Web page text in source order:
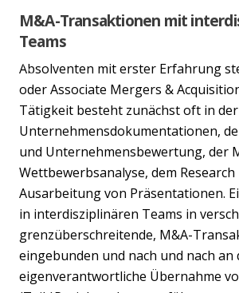
Previous
M&A-Transaktionen mit
Teams
Absolventen mit erster Erfahrung
oder Associate Mergers &
Tätigkeit besteht zunächst oft in
Unternehmensdokumentationen,
und Unternehmensbewertung, der
Wettbewerbsanalyse, dem
Ausarbeitung von Präsentationen.
in interdisziplinären Teams in
grenzüberschreitende, M&A-
eingebunden und nach und nach an
eigenverantwortliche Übernahme